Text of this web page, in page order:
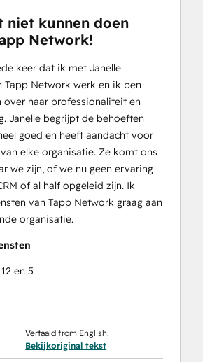
niet kunnen doen
Network!
keer dat ik met Janelle
Tapp Network werk en ik ben
over haar professionaliteit en
Janelle begrijpt de behoeften
goed en heeft aandacht voor
elke organisatie. Ze komt ons
we zijn, of we nu geen ervaring
of al half opgeleid zijn. Ik
van Tapp Network graag aan
organisatie.
en 5
Vertaald from English.
Bekijkoriginal tekst